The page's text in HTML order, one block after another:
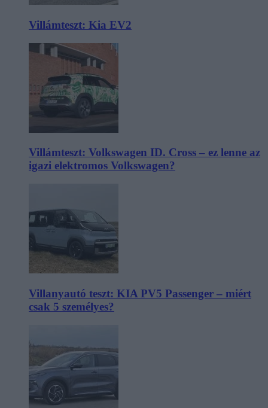
Villámteszt: Kia EV2
Villámteszt: Volkswagen ID. Cross – ez lenne az
igazi elektromos Volkswagen?
Villanyautó teszt: KIA PV5 Passenger – miért
csak 5 személyes?